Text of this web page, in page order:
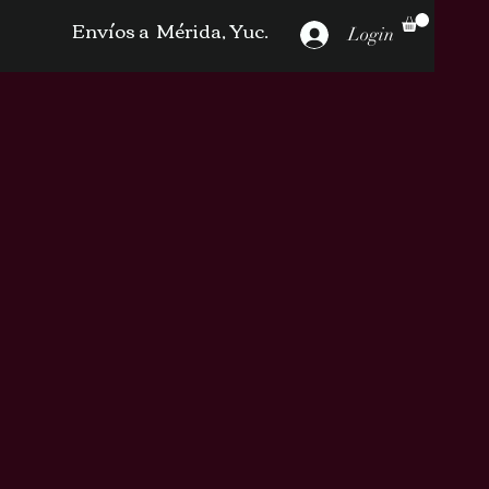
Envíos a Mérida, Yuc. Login